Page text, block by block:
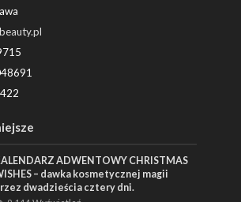
ADWENTOWY CHRISTMAS
– dawka kosmetycznej magii
dwadzieścia cztery dni.